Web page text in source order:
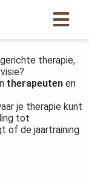
therapie,
therapeuten en
je therapie kunt
tot
of de jaartraining